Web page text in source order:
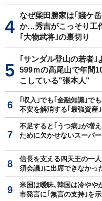
なぜ柴田勝家は｢賤ケ
か…秀吉がこっそり工
｢大物武将｣の裏切り
｢サンダル登山の若者
599ｍの高尾山で年間
こしている"張本人"
｢収入｣でも｢金融知識｣で
不安を解消する｢最強資産
不足すると｢うつ病｣が増
ために欠かせないスーパ
信長を支える四天王の一
須会議｣に出席できなかっ
米国は曖昧､韓国は冷や
市発言に｢無言の支持｣を